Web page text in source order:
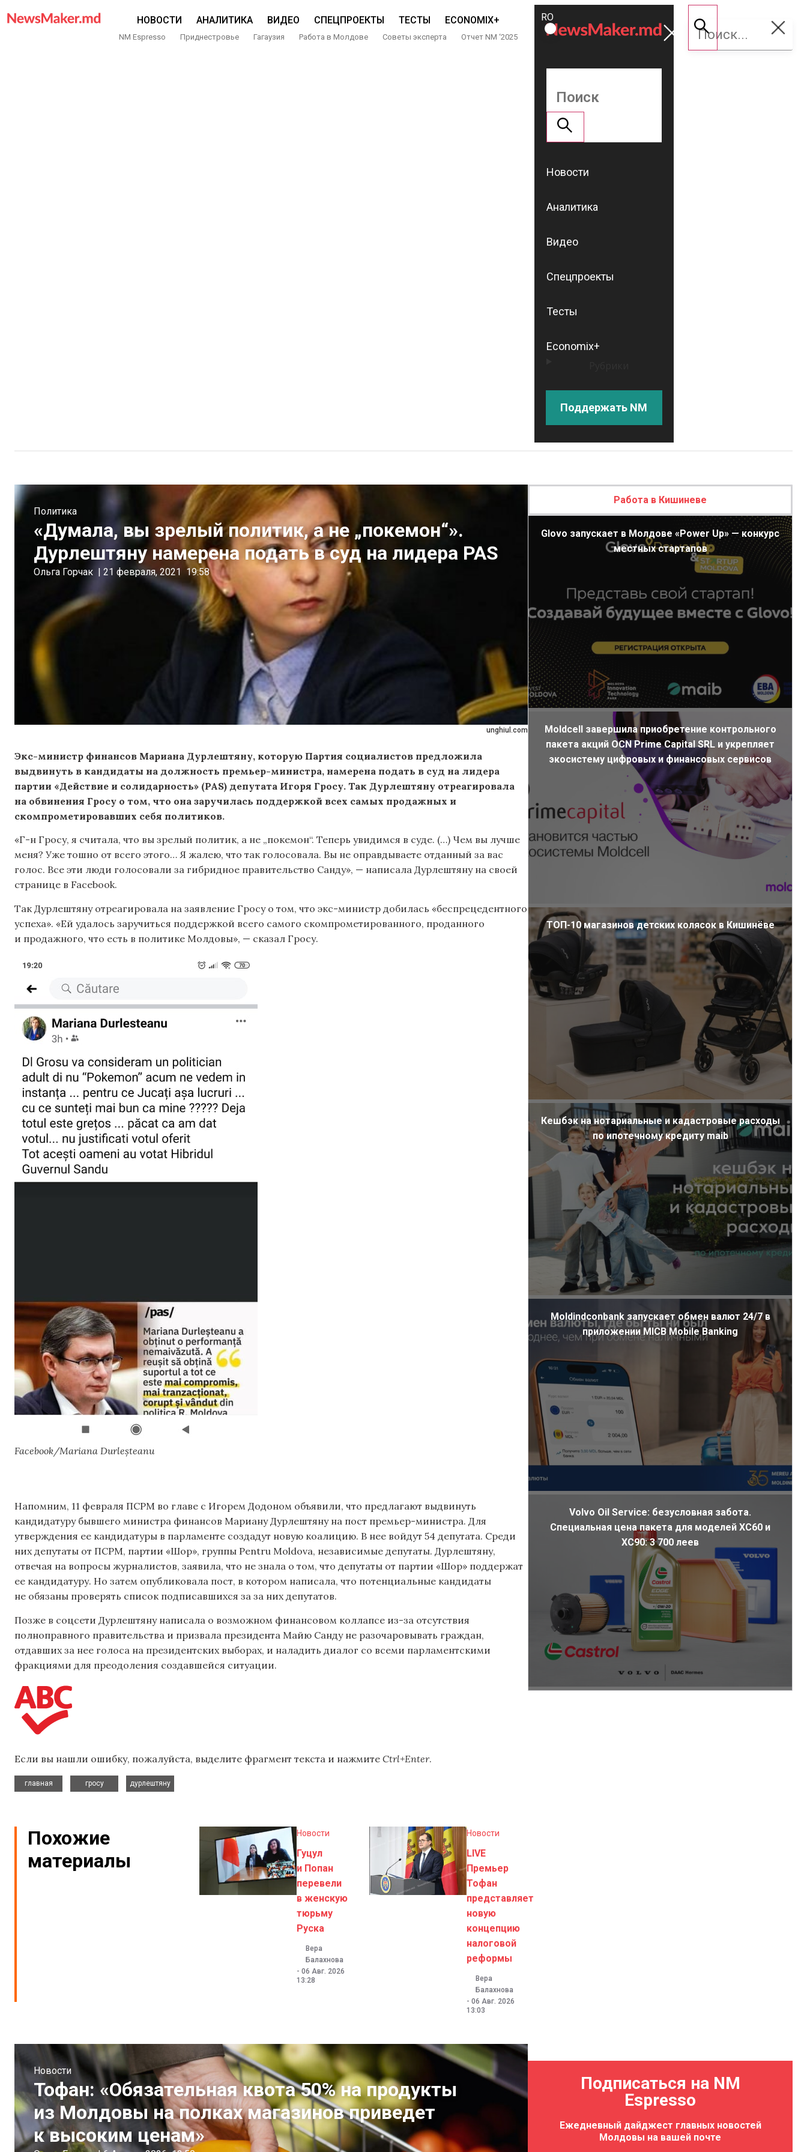
НОВОСТИ АНАЛИТИКА ВИДЕО СПЕЦПРОЕКТЫ ТЕСТЫ ECONOMIX+
NM Espresso Приднестровье Гагаузия Работа в Молдове Советы эксперта Отчет NM ‘2025
ROMÂNĂ
RU
Поддержать
NM
Новости
Аналитика
Видео
Спецпроекты
Тесты
Economix+
Поддержать NM
unghiul.com
Политика
«Думала, вы зрелый политик, а не „покемон“».
Дурлештяну намерена подать в суд на лидера PAS
Ольга Горчак | 21 февраля, 2021 19:58
Экс-министр финансов Мариана Дурлештяну, которую Партия социалистов предложила
выдвинуть в кандидаты на должность премьер-министра, намерена подать в суд на лидера
партии «Действие и солидарность» (PAS) депутата Игоря Гросу. Так Дурлештяну отреагировала
на обвинения Гросу о том, что она заручилась поддержкой всех самых продажных и
скомпрометировавших себя политиков.
«Г-н Гросу, я считала, что вы зрелый политик, а не „покемон“. Теперь увидимся в суде. (…) Чем вы лучше
меня? Уже тошно от всего этого… Я жалею, что так голосовала. Вы не оправдываете отданный за вас
голос. Все эти люди голосовали за гибридное правительство Санду», — написала Дурлештяну на своей
странице в Facebook.
Так Дурлештяну отреагировала на заявление Гросу о том, что экс-министр добилась «беспрецедентного
успеха». «Ей удалось заручиться поддержкой всего самого скомпрометированного, проданного
и продажного, что есть в политике Молдовы», — сказал Гросу.
Facebook/Mariana Durleșteanu
Напомним, 11 февраля ПСРМ во главе с Игорем Додоном объявили, что предлагают выдвинуть
кандидатуру бывшего министра финансов Мариану Дурлештяну на пост премьер-министра. Для
утверждения ее кандидатуры в парламенте создадут новую коалицию. В нее войдут 54 депутата. Среди
них депутаты от ПСРМ, партии «Шор», группы Pentru Moldova, независимые депутаты. Дурлештяну,
отвечая на вопросы журналистов, заявила, что не знала о том, что депутаты от партии «Шор» поддержат
ее кандидатуру. Но затем опубликовала пост, в котором написала, что потенциальные кандидаты
не обязаны проверять список подписавшихся за за них депутатов.
Позже в соцсети Дурлештяну написала о возможном финансовом коллапсе из-за отсутствия
полноправного правительства и призвала президента Майю Санду не разочаровывать граждан,
отдавших за нее голоса на президентских выборах, и наладить диалог со всеми парламентскими
фракциями для преодоления создавшейся ситуации.
Если вы нашли ошибку, пожалуйста, выделите фрагмент текста и нажмите Ctrl+Enter.
главная
гросу
дурлештяну
Похожие
материалы
Новости
Гуцул
и Попан
перевели
в женскую
тюрьму
Руска
Вера
Балахнова
- 06 Авг. 2026
13:28
Новости
LIVE
Премьер
Тофан
представляет
новую
концепцию
налоговой
реформы
Вера
Балахнова
- 06 Авг. 2026
13:03
Новости
Тофан: «Обязательная квота 50% на продукты
из Молдовы на полках магазинов приведет
к высоким ценам»
Работа в Кишиневе
Glovo запускает в Молдове «Power Up» — конкурс
местных стартапов
Moldcell завершила приобретение контрольного
пакета акций OCN Prime Capital SRL и укрепляет
экосистему цифровых и финансовых сервисов
ТОП-10 магазинов детских колясок в Кишинёве
Кешбэк на нотариальные и кадастровые расходы
по ипотечному кредиту maib
Moldindconbank запускает обмен валют 24/7 в
приложении MICB Mobile Banking
Volvo Oil Service: безусловная забота.
Специальная цена пакета для моделей XC60 и
XC90: 3 700 леев
Подписаться на NM
Espresso
Ежедневный дайджест главных новостей
Молдовы на вашей почте